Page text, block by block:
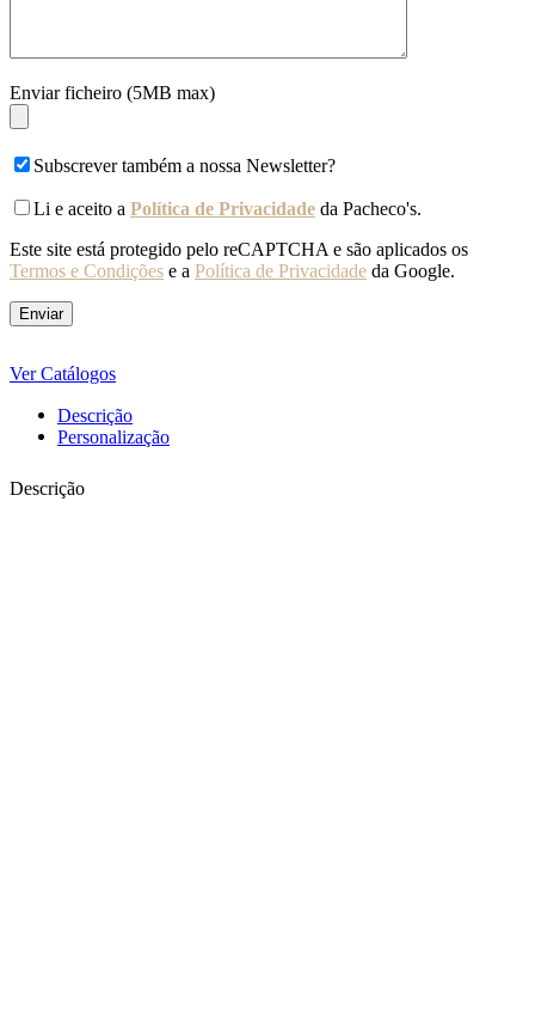
Enviar ficheiro (5MB max)
Subscrever também a nossa Newsletter?
Li e aceito a Política de Privacidade da Pacheco's.
Este site está protegido pelo reCAPTCHA e são aplicados os
Termos e Condições e a Política de Privacidade da Google.
Ver Catálogos
Descrição
Personalização
Descrição